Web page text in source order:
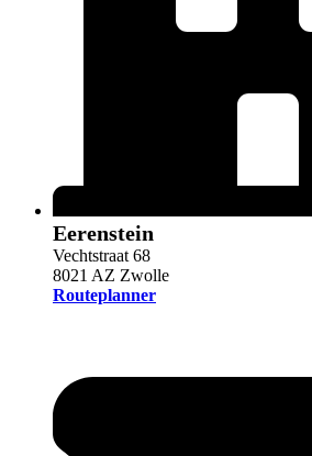
Eerenstein
Vechtstraat 68
8021 AZ Zwolle
Routeplanner